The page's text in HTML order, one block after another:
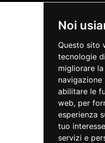
Noi
Questo sito
tecnologie
migliorare
abilitare le
web, per
esperienza
tuo
servizi e